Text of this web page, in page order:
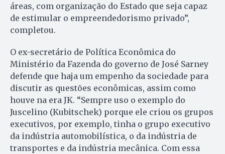
áreas, com organização do Estado que seja capaz
de estimular o empreendedorismo privado”,
completou.
O ex-secretário de Política Econômica do
Ministério da Fazenda do governo de José Sarney
defende que haja um empenho da sociedade para
discutir as questões econômicas, assim como
houve na era JK. “Sempre uso o exemplo do
Juscelino (Kubitschek) porque ele criou os grupos
executivos, por exemplo, tinha o grupo executivo
da indústria automobilística, o da indústria de
transportes e da indústria mecânica. Com essa